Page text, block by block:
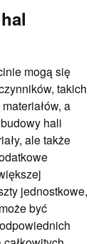
mogą się
takich
a
hali
ale także
jednostkowe,
być